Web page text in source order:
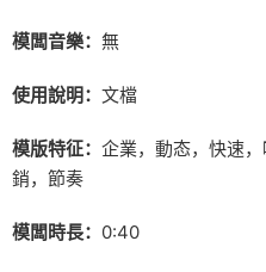
模闆音樂： 無
使用說明： 文檔
模版特征： 企業，動态，快速
銷，節奏
模闆時長： 0:40